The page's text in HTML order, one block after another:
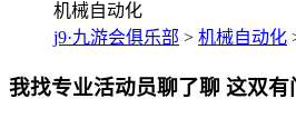
机械自动化
j9·九游会俱乐部 > 机械自动化
我找专业活动员聊了聊 这双